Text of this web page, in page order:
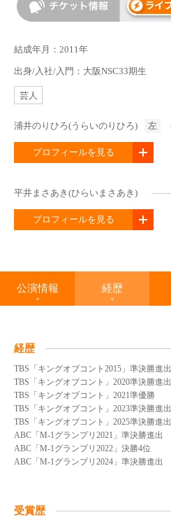
結成年月：2011年
出身/入社/入門：大阪NSC33期生
芸人
浦井のりひろ(うらいのりひろ) 左
プロフィールを見る
平井まさあき(ひらいまさあき)
プロフィールを見る
公演情報 経歴
経歴
TBS「キングオブコント2015」準決勝進出
TBS「キングオブコント」2020準決勝進出
TBS「キングオブコント」2021準優勝
TBS「キングオブコント」2023準決勝進出
TBS「キングオブコント」2025準決勝進出
ABC「M-1グランプリ2021」準決勝進出
ABC「M-1グランプリ2022」決勝4位
ABC「M-1グランプリ2024」準決勝進出
受賞歴